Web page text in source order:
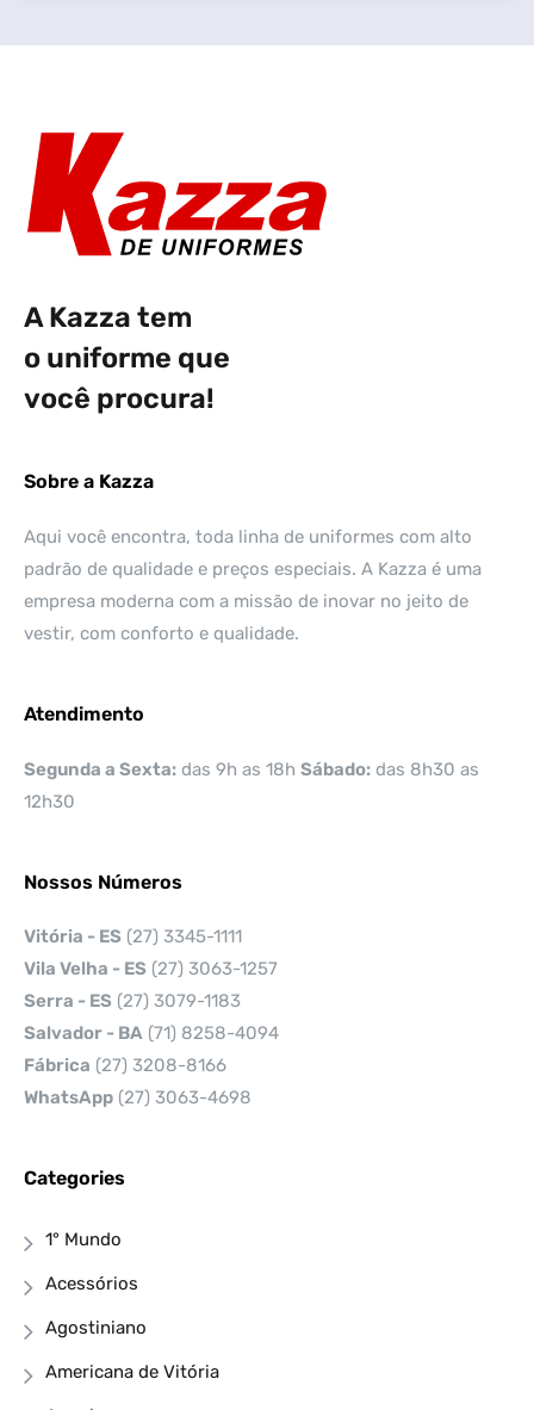
A Kazza tem
o uniforme que
você procura!
Sobre a Kazza
Aqui você encontra, toda linha de uniformes com alto
padrão de qualidade e preços especiais. A Kazza é uma
empresa moderna com a missão de inovar no jeito de
vestir, com conforto e qualidade.
Atendimento
Segunda a Sexta: das 9h as 18h Sábado: das 8h30 as
12h30
Nossos Números
Vitória - ES (27) 3345-1111
Vila Velha - ES (27) 3063-1257
Serra - ES (27) 3079-1183
Salvador - BA (71) 8258-4094
Fábrica (27) 3208-8166
WhatsApp (27) 3063-4698
Categories
1° Mundo
Acessórios
Agostiniano
Americana de Vitória